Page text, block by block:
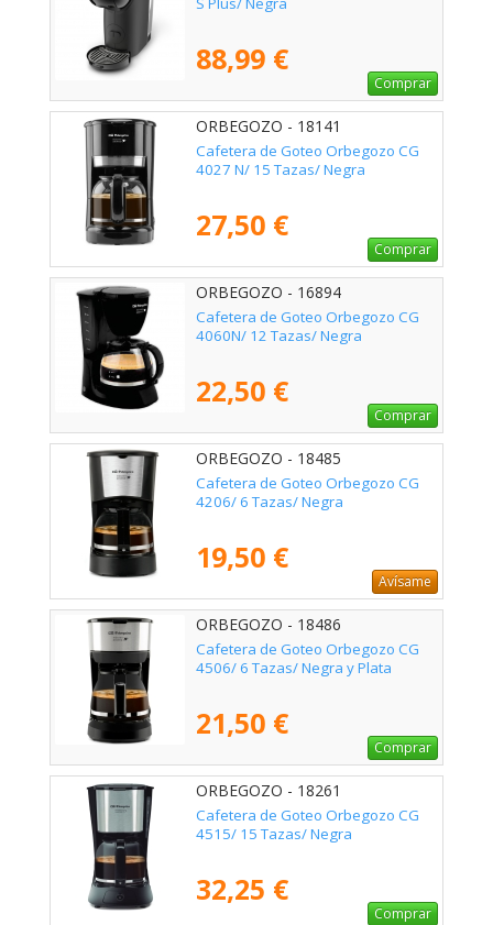
88,99 €
Comprar
ORBEGOZO - 18141
Cafetera de Goteo Orbegozo CG
4027 N/ 15 Tazas/ Negra
27,50 €
Comprar
ORBEGOZO - 16894
Cafetera de Goteo Orbegozo CG
4060N/ 12 Tazas/ Negra
22,50 €
Comprar
ORBEGOZO - 18485
Cafetera de Goteo Orbegozo CG
4206/ 6 Tazas/ Negra
19,50 €
Avísame
ORBEGOZO - 18486
Cafetera de Goteo Orbegozo CG
4506/ 6 Tazas/ Negra y Plata
21,50 €
Comprar
ORBEGOZO - 18261
Cafetera de Goteo Orbegozo CG
4515/ 15 Tazas/ Negra
32,25 €
Comprar